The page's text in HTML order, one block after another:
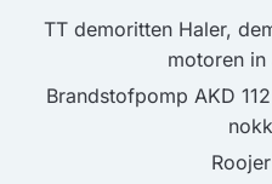
TT demoritten Haler,
motoren in
Brandstofpomp AKD